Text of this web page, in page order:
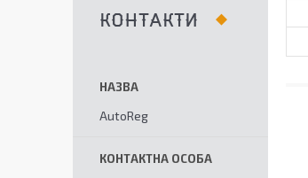
КОНТАКТИ
AutoReg